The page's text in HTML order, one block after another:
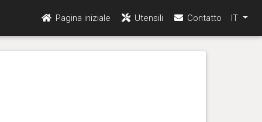
Pagina iniziale Utensili Contatto IT